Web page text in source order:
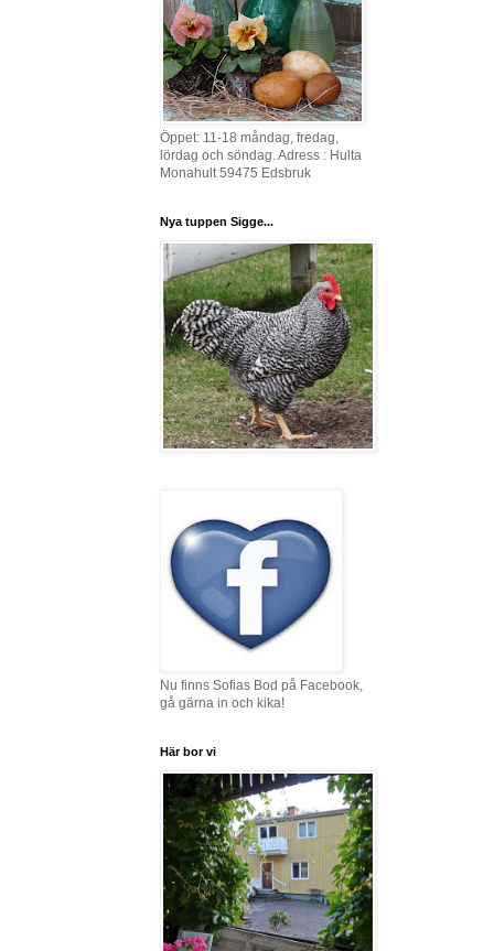
Öppet: 11-18 måndag, fredag,
lördag och söndag. Adress : Hulta
Monahult 59475 Edsbruk
Nya tuppen Sigge...
Nu finns Sofias Bod på Facebook,
gå gärna in och kika!
Här bor vi